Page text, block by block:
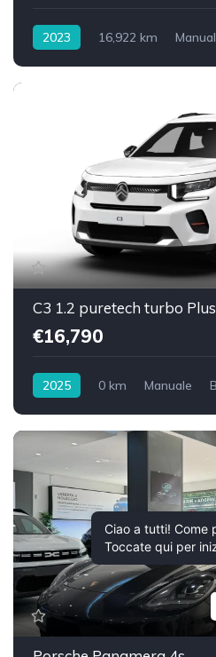
2023 16,922 km
C3 1.2 puretech turbo
€16,790
2025 0 km Manuale
Ciao a tutti! Come
Toccate qui per